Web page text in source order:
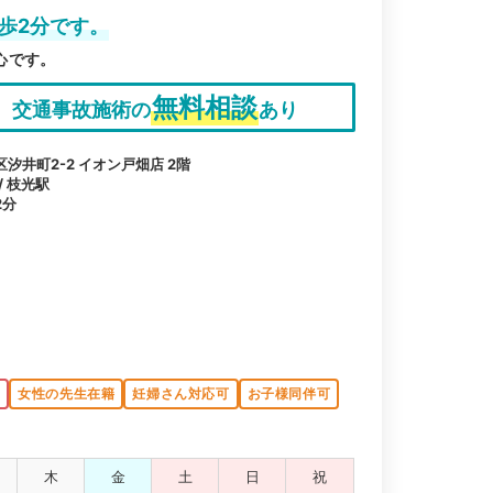
2分です。
す。
交通事故施術の無料相談あり
汐井町2-2 イオン戸畑店 2階
枝光駅
女性の先生在籍 妊婦さん対応可 お子様同伴可
木 金 土 日 祝